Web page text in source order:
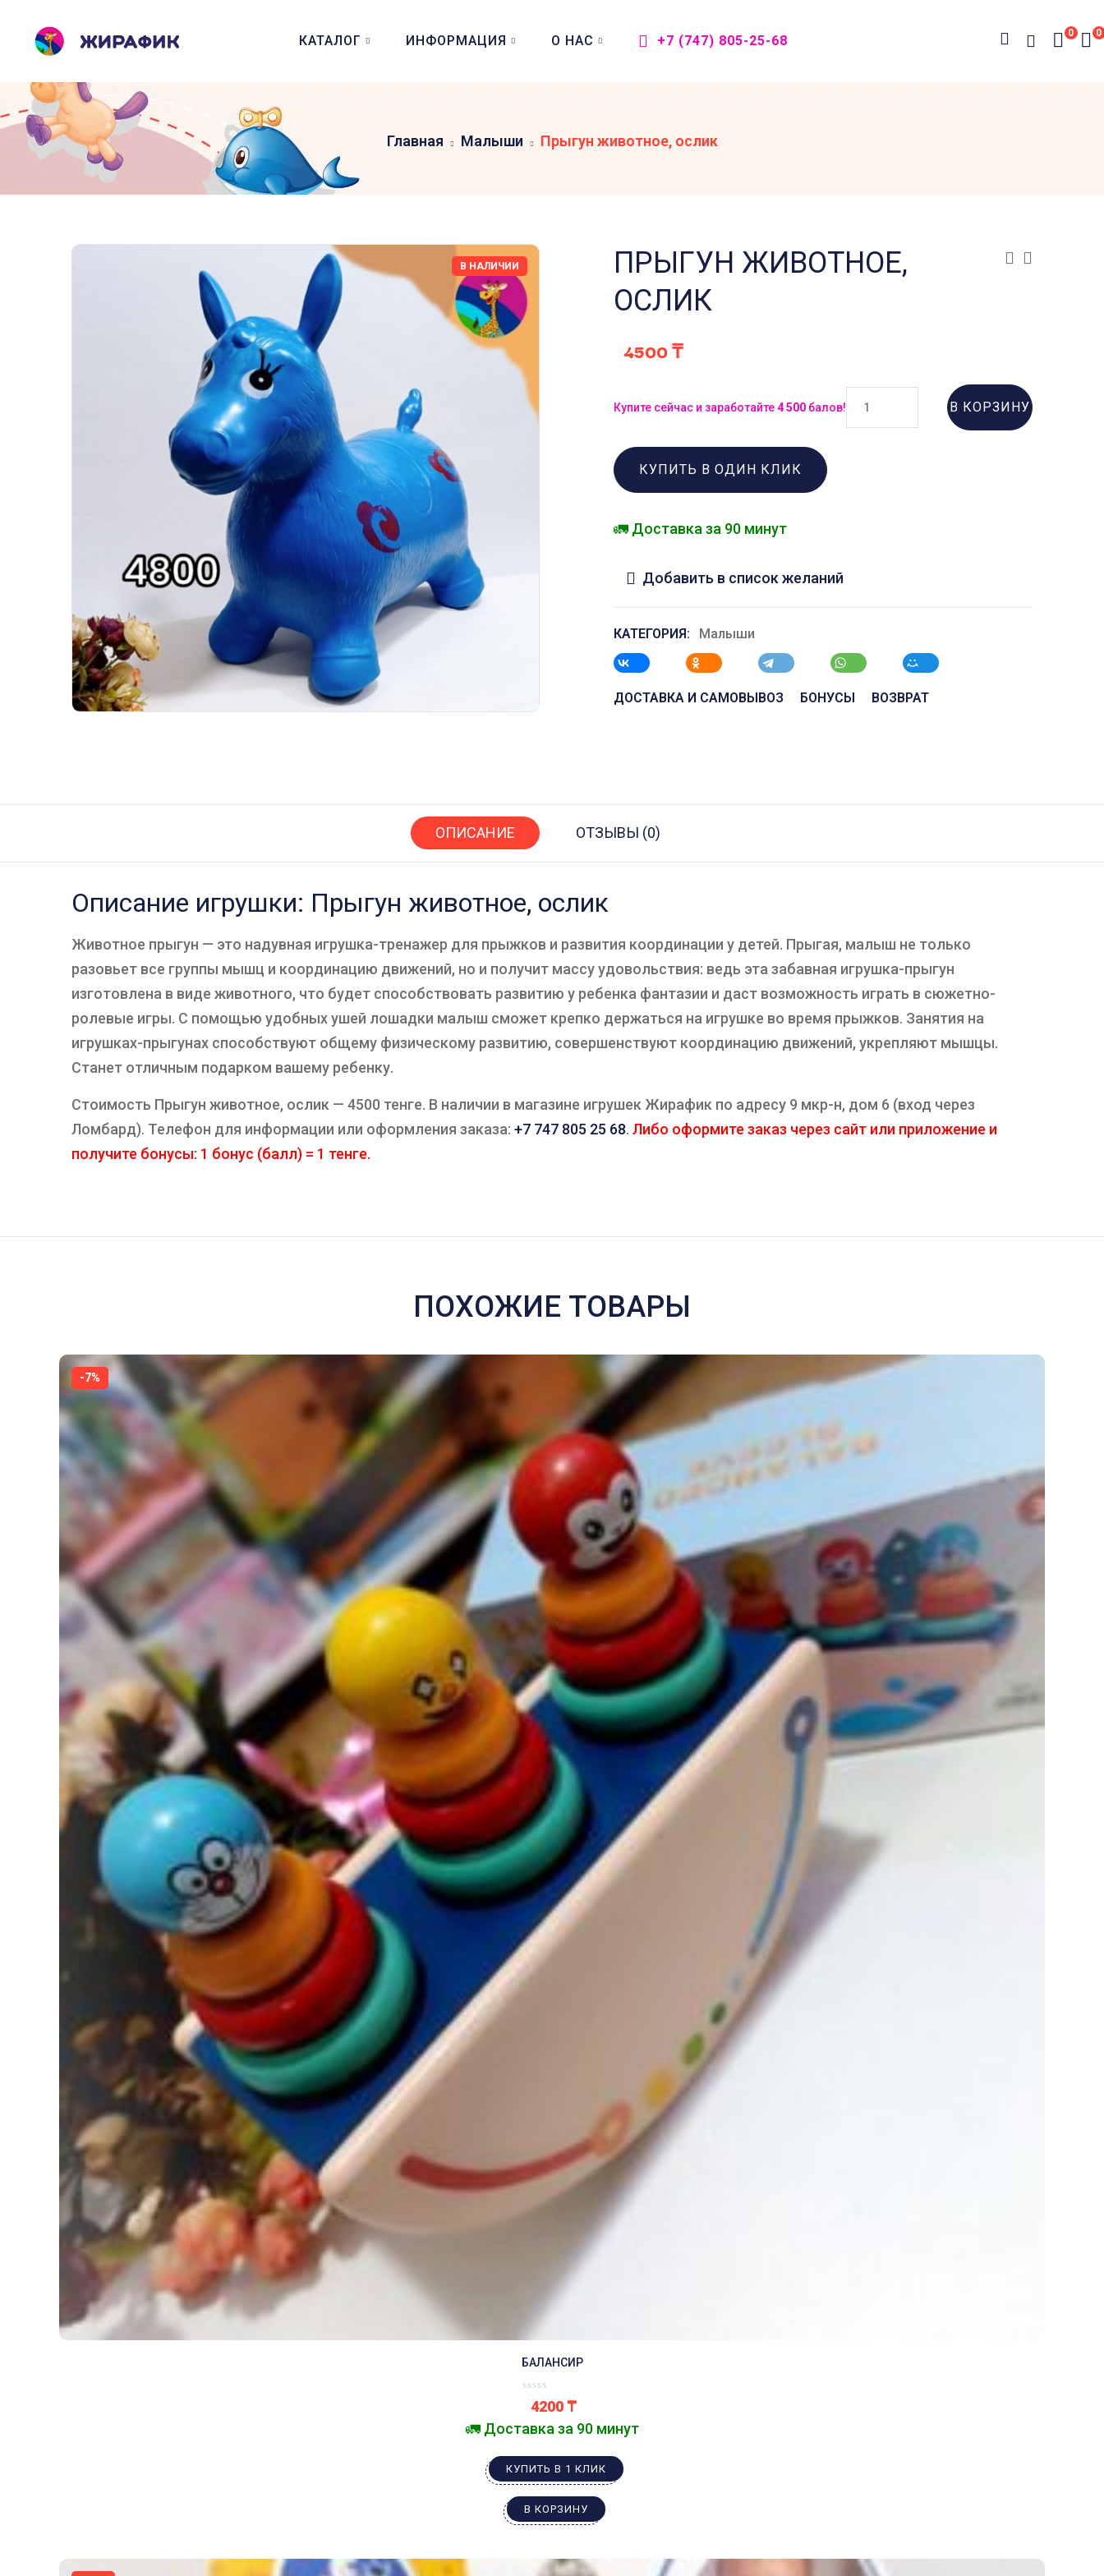
КАТАЛОГ ИНФОРМАЦИЯ О НАС +7 (747) 805-25-68
0
0
Главная Малыши Прыгун животное, ослик
В НАЛИЧИИ
ПРЫГУН ЖИВОТНОЕ,
ОСЛИК
4500₸
Купите сейчас и заработайте4 500 балов! В КОРЗИНУ
КУПИТЬ В ОДИН КЛИК
🚛 Доставка за 90 минут
Добавить в список желаний
КАТЕГОРИЯ: Малыши
ДОСТАВКА И САМОВЫВОЗ БОНУСЫ ВОЗВРАТ
ОПИСАНИЕ ОТЗЫВЫ (0)
Описание игрушки: Прыгун животное, ослик
Животное прыгун — это надувная игрушка-тренажер для прыжков и развития координации у детей. Прыгая, малыш не только
разовьет все группы мышц и координацию движений, но и получит массу удовольствия: ведь эта забавная игрушка-прыгун
изготовлена в виде животного, что будет способствовать развитию у ребенка фантазии и даст возможность играть в сюжетно-
ролевые игры. С помощью удобных ушей лошадки малыш сможет крепко держаться на игрушке во время прыжков. Занятия на
игрушках-прыгунах способствуют общему физическому развитию, совершенствуют координацию движений, укрепляют мышцы.
Станет отличным подарком вашему ребенку.
Стоимость Прыгун животное, ослик — 4500 тенге. В наличии в магазине игрушек Жирафик по адресу 9 мкр-н, дом 6 (вход через
Ломбард). Телефон для информации или оформления заказа: +7 747 805 25 68. Либо оформите заказ через сайт или приложение и
получите бонусы: 1 бонус (балл) = 1 тенге.
ПОХОЖИЕ ТОВАРЫ
-7%
БАЛАНСИР
4200 ₸
🚛 Доставка за 90 минут
КУПИТЬ В 1 КЛИК
В КОРЗИНУ